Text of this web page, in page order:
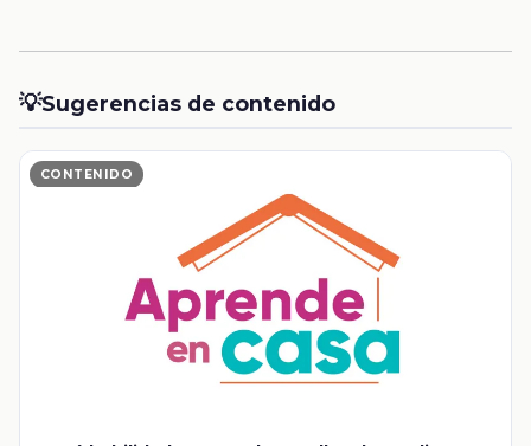
💡Sugerencias de contenido
CONTENIDO